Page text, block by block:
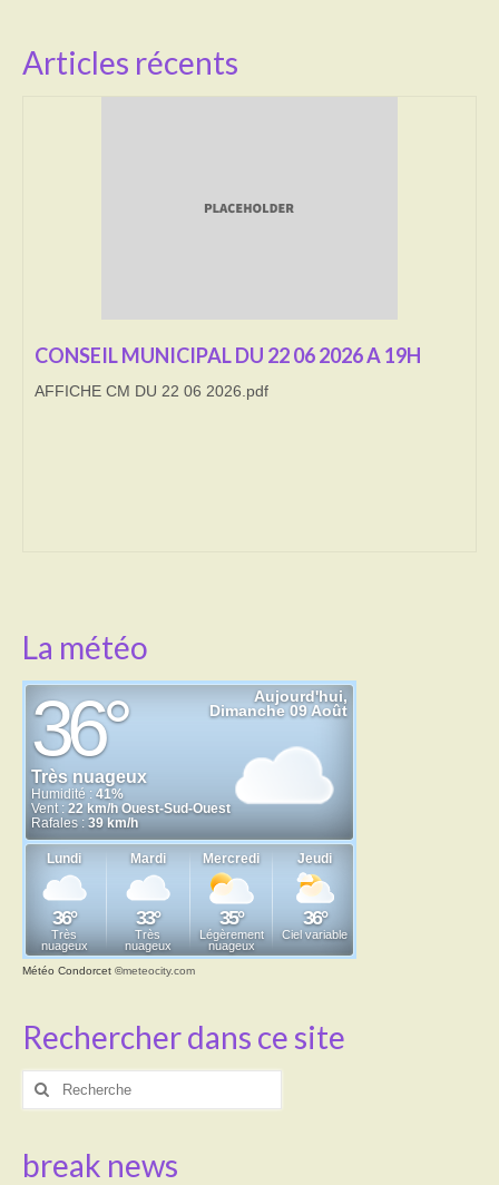
LE BRULAGE DES VEGETAUX
Articles récents
CONSEIL MUNICIPAL DU 22 06 2026 A 19H
AFFICHE CM DU 22 06 2026.pdf
La météo
Météo Condorcet ©meteocity.com
Rechercher dans ce site
Rechercher
break news